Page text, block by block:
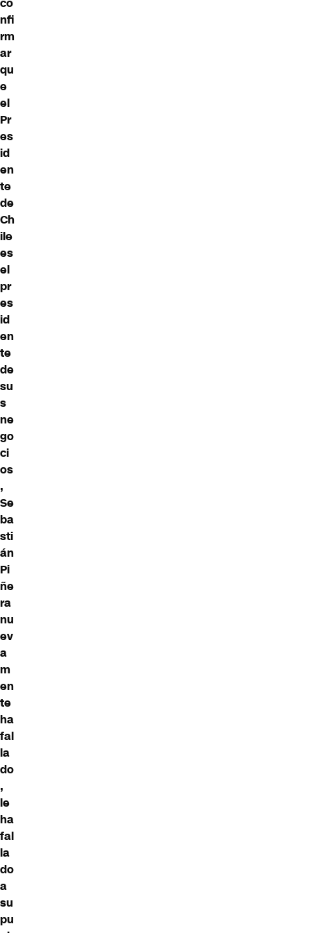
nfi
rm
ar
qu
e
el
Pr
es
id
en
te
de
Ch
ile
es
el
pr
es
id
en
te
de
su
s
ne
go
ci
os
,
Se
ba
sti
án
Pi
ñe
ra
nu
ev
a
m
en
te
ha
fal
la
do
,
le
ha
fal
la
do
a
su
pu